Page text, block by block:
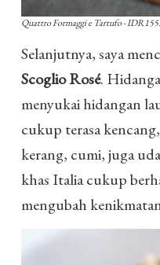
Quattro Formaggi e Tartufo -
Selanjutnya, saya
Scoglio Rosé.
menyukai hidangan
cukup terasa
kerang, cumi, juga
khas Italia cukup
mengubah